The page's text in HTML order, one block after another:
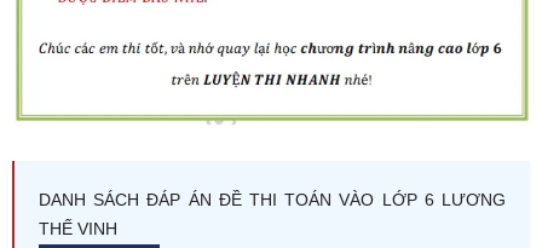
DANH SÁCH ĐÁP ÁN ĐỀ THI TOÁN VÀO LỚP 6 LƯƠNG
THẾ VINH